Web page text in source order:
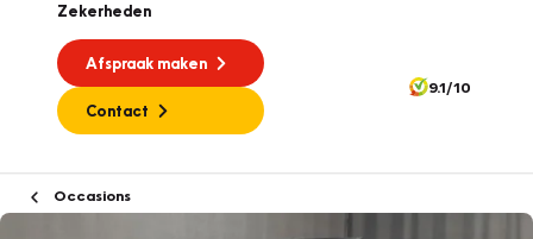
Zekerheden
Afspraak maken
Contact
9.1/10
Occasions